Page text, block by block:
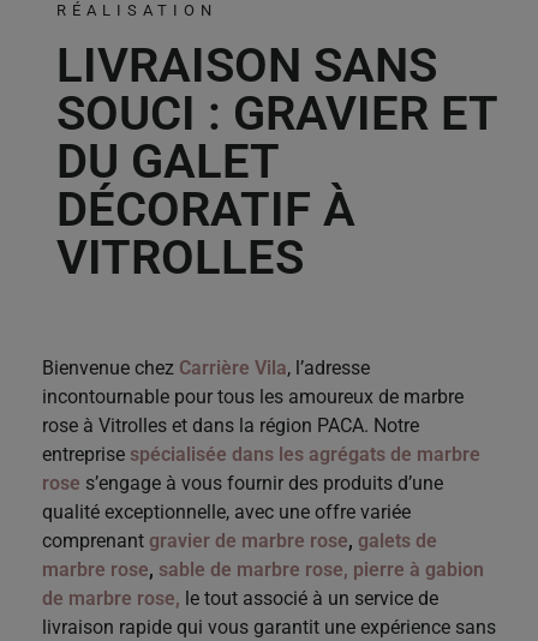
RÉALISATION
LIVRAISON SANS
SOUCI : GRAVIER ET
DU GALET
DÉCORATIF À
VITROLLES
Bienvenue chez Carrière Vila, l’adresse
incontournable pour tous les amoureux de marbre
rose à Vitrolles et dans la région PACA. Notre
entreprise spécialisée dans les agrégats de marbre
rose s’engage à vous fournir des produits d’une
qualité exceptionnelle, avec une offre variée
comprenant gravier de marbre rose, galets de
marbre rose, sable de marbre rose, pierre à gabion
de marbre rose, le tout associé à un service de
livraison rapide qui vous garantit une expérience sans